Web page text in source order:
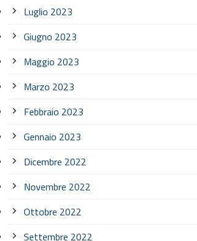
Luglio 2023
Giugno 2023
Maggio 2023
Marzo 2023
Febbraio 2023
Gennaio 2023
Dicembre 2022
Novembre 2022
Ottobre 2022
Settembre 2022